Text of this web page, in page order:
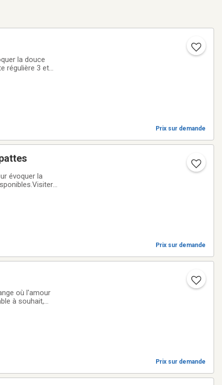
la douce
régulière 3 et
Prix sur demande
évoquer la
Prix sur demande
à souhait,
Prix sur demande